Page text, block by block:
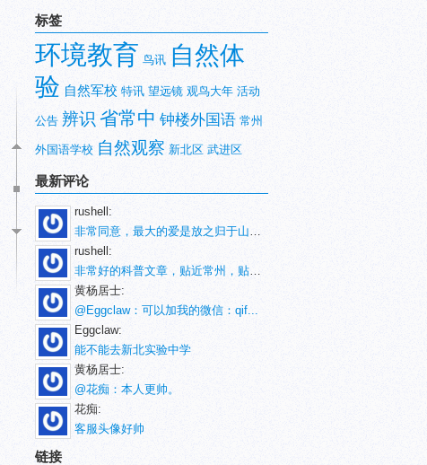
标签
环境教育 鸟讯 自然体
验 自然军校 特讯 望远镜 观鸟大年 活动
公告 辨识 省常中 钟楼外国语 常州
外国语学校 自然观察 新北区 武进区
最新评论
rushell:
非常同意，最大的爱是放之归于山林。
rushell:
非常好的科普文章，贴近常州，贴近生活！
黄杨居士:
@Eggclaw：可以加我的微信：qif...
Eggclaw:
能不能去新北实验中学
黄杨居士:
@花痴：本人更帅。
花痴:
客服头像好帅
链接